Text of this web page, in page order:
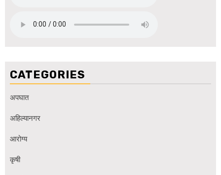
CATEGORIES
अपघात
अहिल्यानगर
आरोग्य
कृषी